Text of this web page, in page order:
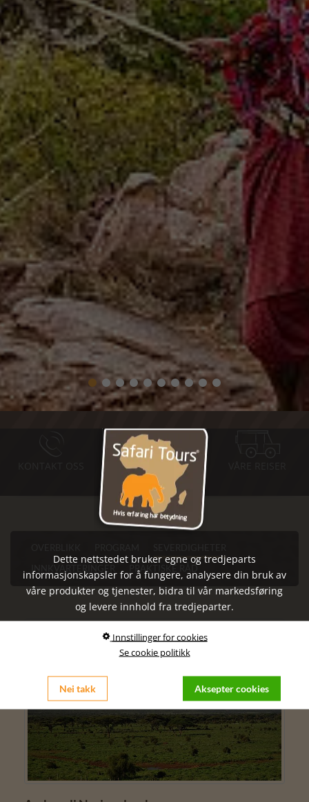
MOTTA NYHETSBREV
PRAKTISKE RÅD
Dette nettstedet bruker egne og tredjeparts
informasjonskapsler for å fungere, analysere din bruk av
våre produkter og tjenester, bidra til vår markedsføring
og levere innhold fra tredjeparter.
Innstillinger for cookies
Se cookie politikk
Nei takk Aksepter cookies